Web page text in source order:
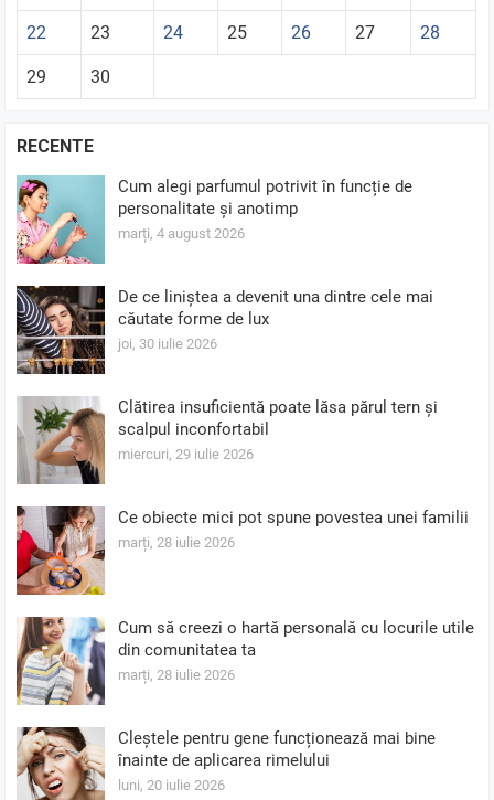
22 23 24 25 26 27 28
29 30
RECENTE
Cum alegi parfumul potrivit în funcție de
personalitate și anotimp
marți, 4 august 2026
De ce liniștea a devenit una dintre cele mai
căutate forme de lux
joi, 30 iulie 2026
Clătirea insuficientă poate lăsa părul tern și
scalpul inconfortabil
miercuri, 29 iulie 2026
Ce obiecte mici pot spune povestea unei familii
marți, 28 iulie 2026
Cum să creezi o hartă personală cu locurile utile
din comunitatea ta
marți, 28 iulie 2026
Cleștele pentru gene funcționează mai bine
înainte de aplicarea rimelului
luni, 20 iulie 2026